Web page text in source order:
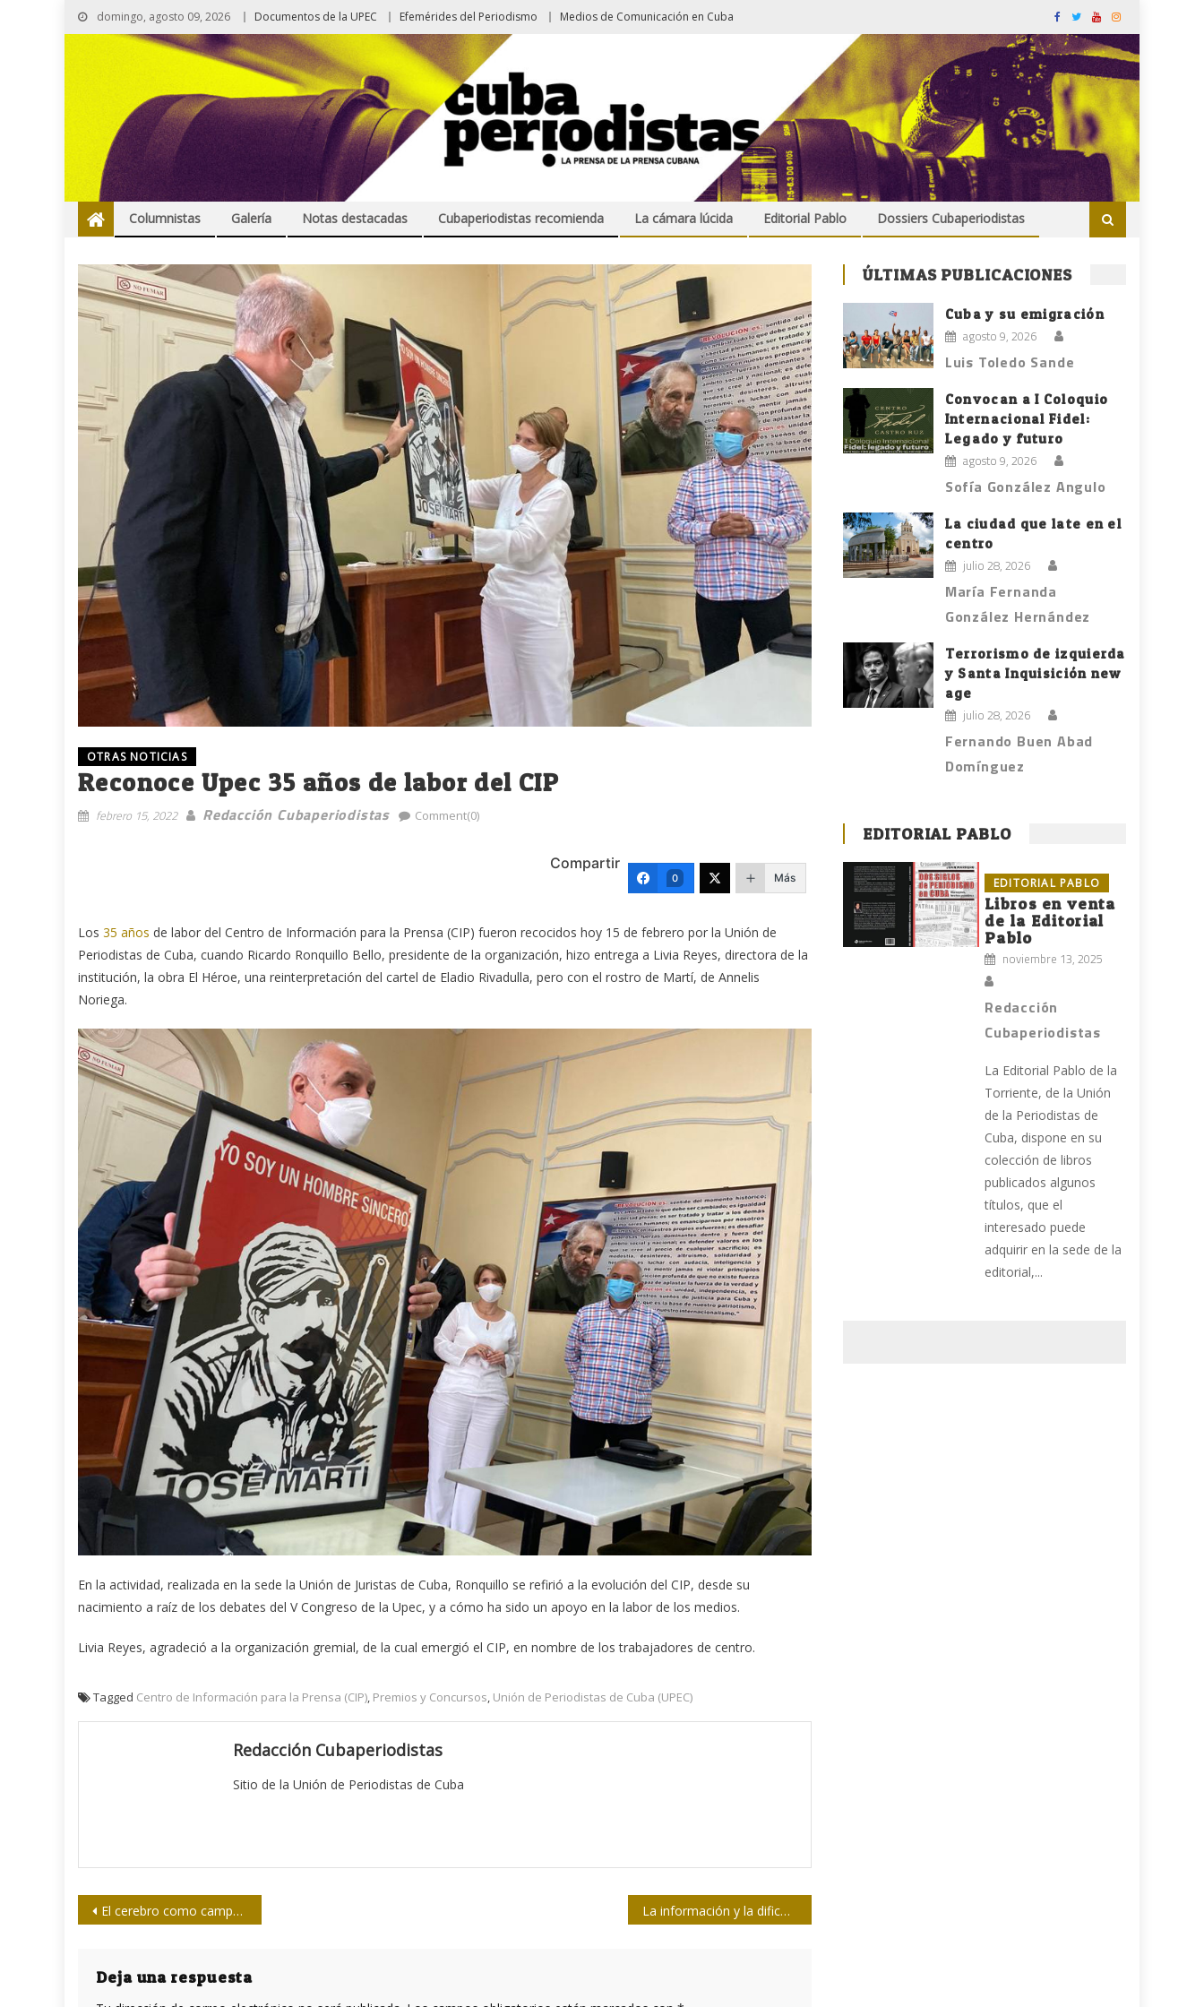
domingo, agosto 09, 2026 Documentos de la UPEC Efemérides del Periodismo Medios de Comunicación en Cuba
Columnistas Galería Notas destacadas Cubaperiodistas recomienda La cámara lúcida Editorial Pablo Dossiers Cubaperiodistas
OTRAS NOTICIAS
Reconoce Upec 35 años de labor del CIP
febrero 15, 2022 Redacción Cubaperiodistas Comment(0)
Compartir
0 Más
Los 35 años de labor del Centro de Información para la Prensa (CIP) fueron recocidos hoy 15 de febrero por la Unión de
Periodistas de Cuba, cuando Ricardo Ronquillo Bello, presidente de la organización, hizo entrega a Livia Reyes, directora de la
institución, la obra El Héroe, una reinterpretación del cartel de Eladio Rivadulla, pero con el rostro de Martí, de Annelis
Noriega.
En la actividad, realizada en la sede la Unión de Juristas de Cuba, Ronquillo se refirió a la evolución del CIP, desde su
nacimiento a raíz de los debates del V Congreso de la Upec, y a cómo ha sido un apoyo en la labor de los medios.
Livia Reyes, agradeció a la organización gremial, de la cual emergió el CIP, en nombre de los trabajadores de centro.
Tagged Centro de Información para la Prensa (CIP), Premios y Concursos, Unión de Periodistas de Cuba (UPEC)
Redacción Cubaperiodistas
Sitio de la Unión de Periodistas de Cuba
Navegación
entradas
El cerebro como campo de batalla La información y la dificultad del punto exacto
Deja una respuesta
ÚLTIMAS PUBLICACIONES
Cuba y su emigración
agosto 9, 2026
Luis Toledo Sande
Convocan a I Coloquio
Internacional Fidel:
Legado y futuro
agosto 9, 2026
Sofía González Angulo
La ciudad que late en el
centro
julio 28, 2026
María Fernanda
González Hernández
Terrorismo de izquierda
y Santa Inquisición new
age
julio 28, 2026
Fernando Buen Abad
Domínguez
EDITORIAL PABLO
EDITORIAL PABLO
Libros en venta
de la Editorial
Pablo
noviembre 13, 2025
Redacción
Cubaperiodistas
La Editorial Pablo de la
Torriente, de la Unión
de la Periodistas de
Cuba, dispone en su
colección de libros
publicados algunos
títulos, que el
interesado puede
adquirir en la sede de la
editorial,...